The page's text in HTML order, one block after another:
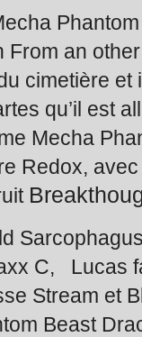
From an
cimetière
qu’il est
Mecha
Redox,
C, Lucas
Stream et
Beast